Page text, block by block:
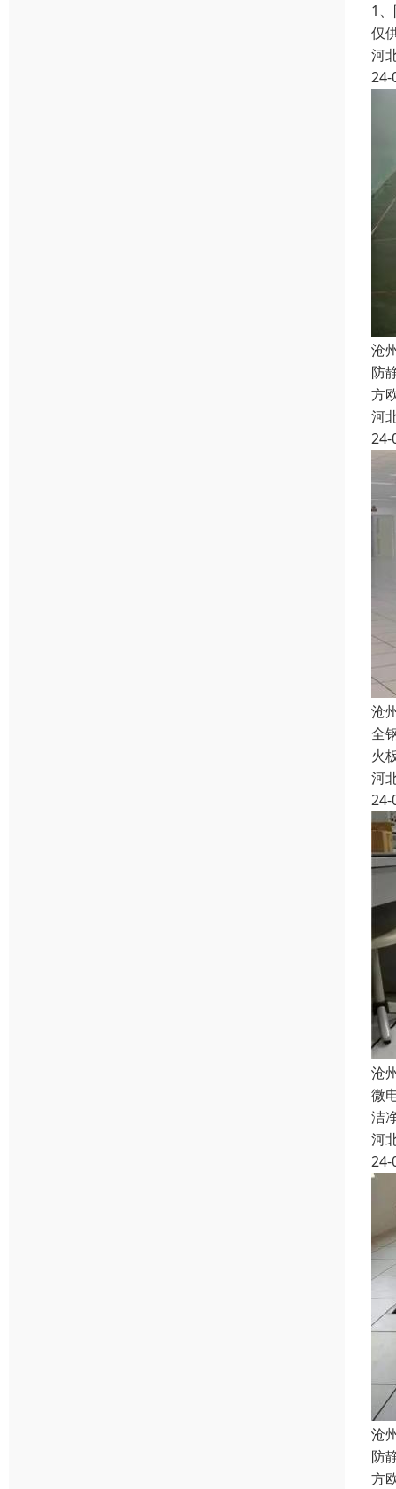
1
仅
河
24-
沧
防
方
河
24-
沧
全
火
河
24-
沧
微
洁
河
24-
沧
防
方